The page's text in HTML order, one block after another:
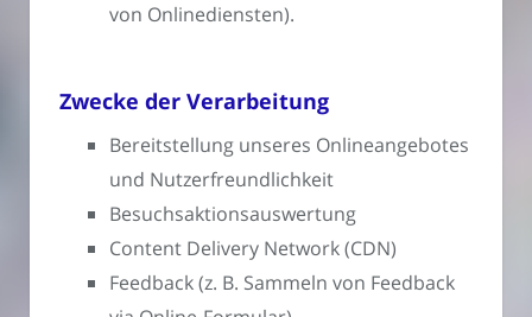
von Onlinediensten).
Zwecke der Verarbeitung
Bereitstellung unseres Onlineangebotes
und Nutzerfreundlichkeit
Besuchsaktionsauswertung
Content Delivery Network (CDN)
Feedback (z. B. Sammeln von Feedback